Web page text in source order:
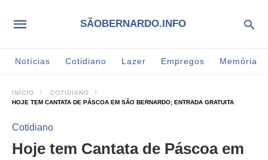
SÃOBERNARDO.INFO
Notícias Cotidiano Lazer Empregos Memória
INÍCIO
COTIDIANO
HOJE TEM CANTATA DE PÁSCOA EM SÃO BERNARDO; ENTRADA GRATUITA
Cotidiano
Hoje tem Cantata de Páscoa em